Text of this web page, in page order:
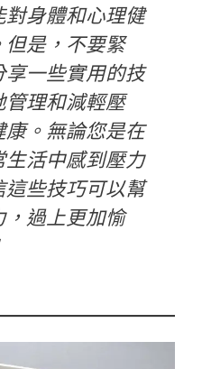
身體和心理健
是，不要緊
享一些實用的技
理和減輕壓
康。無論您是在
活中感到壓力
這些技巧可以幫
過上更加愉